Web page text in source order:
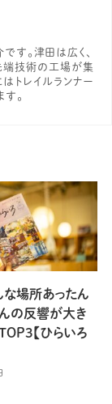
す。津田は広く、
端技術の工場が集
トレイルランナー
。
な場所あったん
んの反響が大き
【ひらいろ